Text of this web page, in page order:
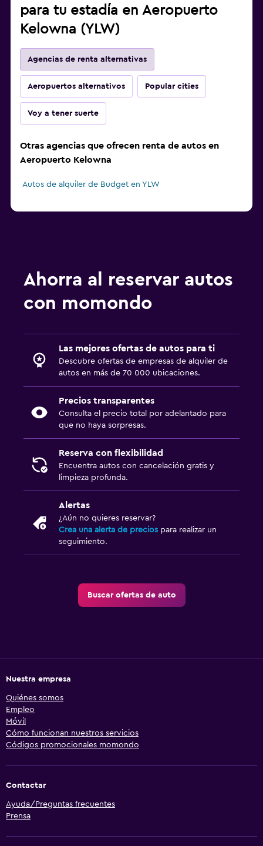
para tu estadía en Aeropuerto
Kelowna (YLW)
Agencias de renta alternativas
Aeropuertos alternativos Popular cities
Voy a tener suerte
Otras agencias que ofrecen renta de autos en
Aeropuerto Kelowna
Autos de alquiler de Budget en YLW
Ahorra al reservar autos
con momondo
Las mejores ofertas de autos para ti
Descubre ofertas de empresas de alquiler de
autos en más de 70 000 ubicaciones.
Precios transparentes
Consulta el precio total por adelantado para
que no haya sorpresas.
Reserva con flexibilidad
Encuentra autos con cancelación gratis y
limpieza profunda.
Alertas
¿Aún no quieres reservar?
Crea una alerta de precios para realizar un
seguimiento.
Buscar ofertas de auto
Nuestra empresa
Quiénes somos
Empleo
Móvil
Cómo funcionan nuestros servicios
Códigos promocionales momondo
Contactar
Ayuda/Preguntas frecuentes
Prensa